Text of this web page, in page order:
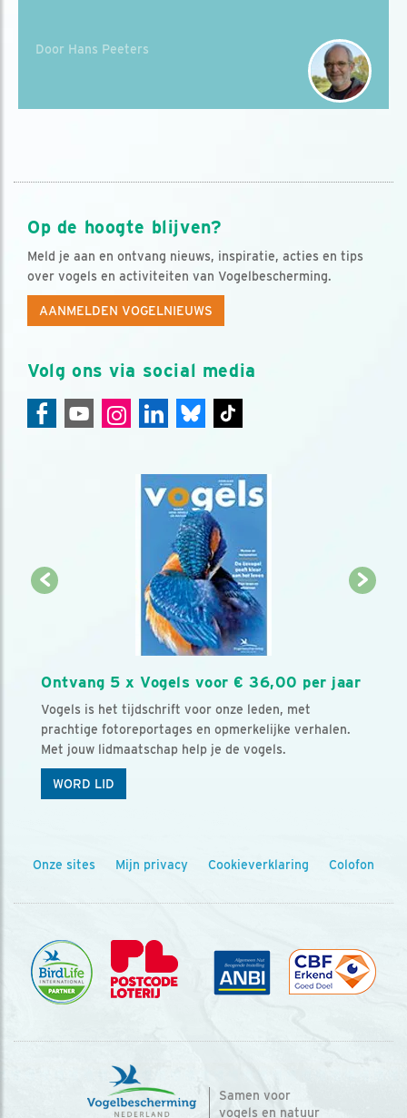
Door Hans Peeters
Op de hoogte blijven?
Meld je aan en ontvang nieuws, inspiratie, acties en tips
over vogels en activiteiten van Vogelbescherming.
AANMELDEN VOGELNIEUWS
Volg ons via social media
Ontvang 5 x Vogels voor € 36,00 per jaar
Vogels is het tijdschrift voor onze leden, met
prachtige fotoreportages en opmerkelijke verhalen.
Met jouw lidmaatschap help je de vogels.
WORD LID
Onze sites Mijn privacy Cookieverklaring Colofon
Samen voor
vogels en natuur